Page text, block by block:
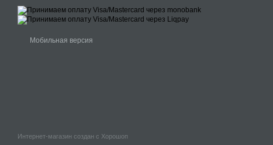
Мобильная версия
Интернет-магазин создан с Хорошоп